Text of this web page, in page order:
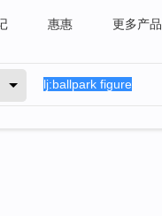
惠惠 更多产品